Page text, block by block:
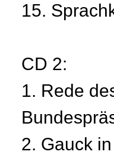
15.
CD 2:
1. Rede
2. Gauck